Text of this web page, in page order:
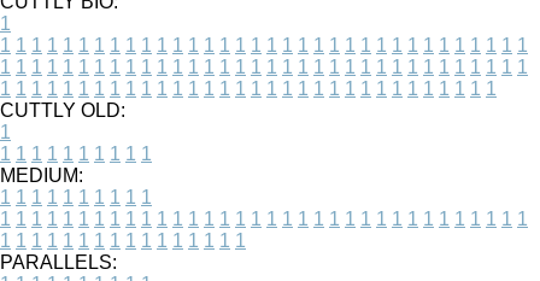
1
1 1 1 1 1 1 1 1 1 1 1 1 1 1 1 1 1 1 1 1 1 1 1 1 1 1 1 1 1 1 1 1 1 1
1 1 1 1 1 1 1 1 1 1 1 1 1 1 1 1 1 1 1 1 1 1 1 1 1 1 1 1 1 1 1 1 1 1
1 1 1 1 1 1 1 1 1 1 1 1 1 1 1 1 1 1 1 1 1 1 1 1 1 1 1 1 1 1 1 1
CUTTLY OLD:
1
1 1 1 1 1 1 1 1 1 1
MEDIUM:
1 1 1 1 1 1 1 1 1 1
1 1 1 1 1 1 1 1 1 1 1 1 1 1 1 1 1 1 1 1 1 1 1 1 1 1 1 1 1 1 1 1 1 1
1 1 1 1 1 1 1 1 1 1 1 1 1 1 1 1
PARALLELS: